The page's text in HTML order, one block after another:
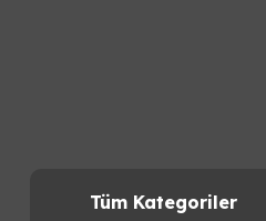
Tüm Kategoriler